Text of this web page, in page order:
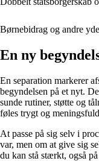
Børnebidrag og andre
En ny
En separation markerer
begyndelsen på et nyt.
sunde rutiner, støtte og
føles trygt og
At passe på sig selv i
var, men om at give sig
du kan stå stærkt, også